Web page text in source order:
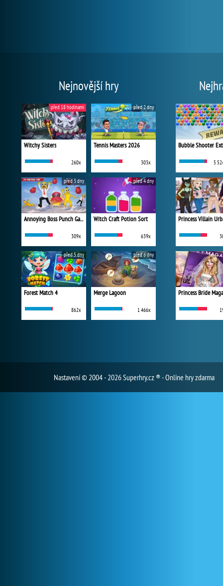
Nejnovější hry
Witchy Sisters
260x
před 18 hodinami
Tennis Masters 2026
303x
před 2 dny
Annoying Boss Punch Game
309x
před 3 dny
Witch Craft Potion Sort
639x
před 4 dny
Forest Match 4
862x
před 5 dny
Merge Lagoon
1 466x
před 6 dny
Bubble Shooter
5
Princess Bride
Nastavení© 2004 - 2026 Superhry.cz ® - Online hry zdarma